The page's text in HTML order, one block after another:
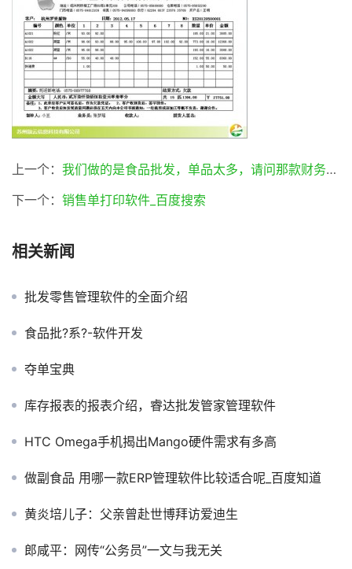
上一个： 我们做的是食品批发，单品太多，请问那款财务软件比较适合？ – 已回答 – 搜搜问问
下一个： 销售单打印软件_百度搜索
相关新闻
批发零售管理软件的全面介绍
食品批?系?-软件开发
夺单宝典
库存报表的报表介绍，睿达批发管家管理软件
HTC Omega手机揭出Mango硬件需求有多高
做副食品 用哪一款ERP管理软件比较适合呢_百度知道
黄炎培儿子：父亲曾赴世博拜访爱迪生
郎咸平：网传“公务员”一文与我无关